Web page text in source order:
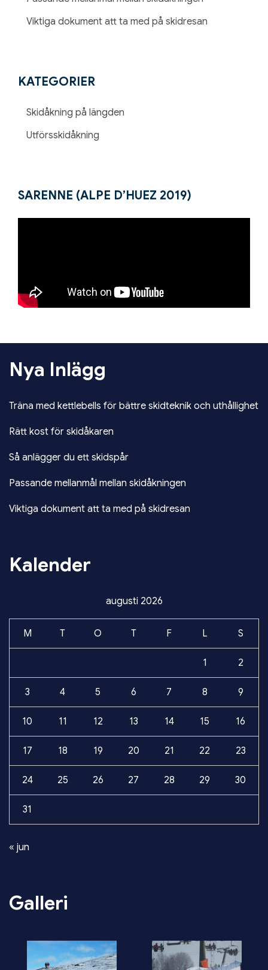
Viktiga dokument att ta med på skidresan
KATEGORIER
Skidåkning på längden
Utförsskidåkning
SARENNE (ALPE D’HUEZ 2019)
Nya Inlägg
Träna med kettlebells för bättre skidteknik och uthållighet
Rätt kost för skidåkaren
Så anlägger du ett skidspår
Passande mellanmål mellan skidåkningen
Viktiga dokument att ta med på skidresan
Kalender
augusti 2026
M T O T F L S
1 2
3 4 5 6 7 8 9
10 11 12 13 14 15 16
17 18 19 20 21 22 23
24 25 26 27 28 29 30
31
« jun
Galleri